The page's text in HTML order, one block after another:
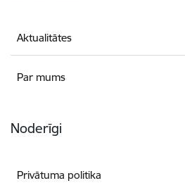
Aktualitātes
Par mums
Noderīgi
Privātuma politika